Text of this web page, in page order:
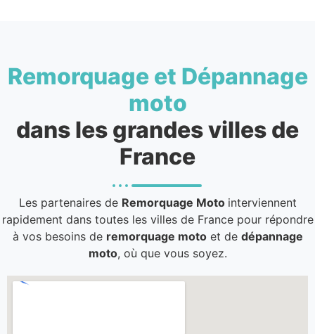
Remorquage et Dépannage
moto
dans les grandes villes de
France
Les partenaires de Remorquage Moto interviennent
rapidement dans toutes les villes de France pour répondre
à vos besoins de remorquage motoet de dépannage
moto, où que vous soyez.